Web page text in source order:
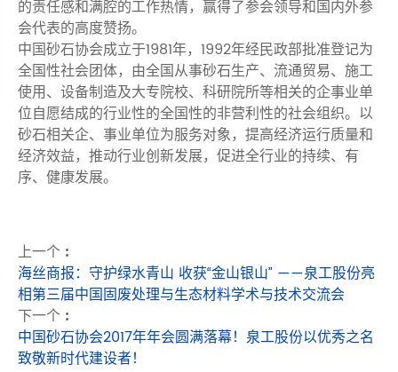
的责任感和满腔的工作热情，赢得了参会领导和国内外参
会代表的高度赞扬。
中国砂石协会成立于1981年，1992年经民政部批准登记为
全国性社会团体，由全国从事砂石生产、流通贸易、施工
使用、设备制造及大专院校、科研院所等相关的企事业单
位自愿结成的行业性的全国性的非营利性的社会组织。以
砂石相关企、事业单位为服务对象，提高经济运行质量和
经济效益，推动行业创新发展，促进全行业的持续、有
序、健康发展。
上一个 :
海丝商报：守护绿水青山 收获“金山银山” ——泉工股份亮
相第三届中国固废处理与生态材料学术与技术交流会
下一个 :
中国砂石协会2017年年会圆满落幕！泉工股份以优秀之名
致敬新时代建设者！